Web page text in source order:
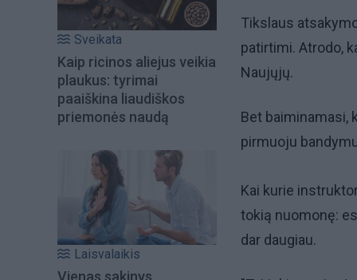
Sveikata
Kaip ricinos aliejus veikia
plaukus: tyrimai
paaiškina liaudiškos
priemonės naudą
Laisvalaikis
Vienas sakinys
Tikslaus
patirtimi. Atrodo,
Naujųjų.
Bet baiminamasi,
pirmuoju
Kai kurie
tokią nuomonę:
dar daugiau.